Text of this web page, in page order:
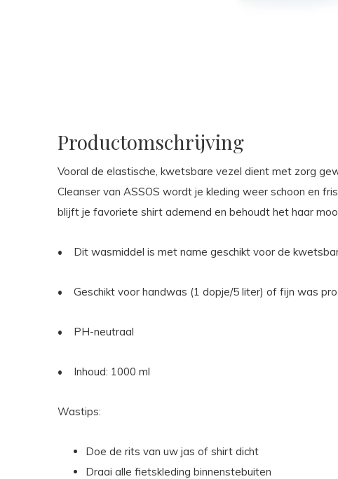
Productomschrijving
Vooral de elastische, kwetsbare vezel dient met zorg
Cleanser van ASSOS wordt je kleding weer schoon en
blijft je favoriete shirt ademend en behoudt het haar
• Dit wasmiddel is met name geschikt voor de
• Geschikt voor handwas (1 dopje/5 liter) of fijn was
• PH-neutraal
• Inhoud: 1000 ml
Wastips:
Doe de rits van uw jas of shirt dicht
Draai alle fietskleding binnenstebuiten